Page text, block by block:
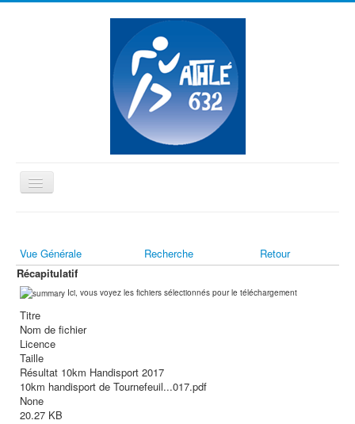
Basculer
la
Vous êtes ici :
Vue Générale Recherche
Retour
Récapitulatif
Ici, vous voyez les fichiers sélectionnés pour le téléchargement
Titre
Nom de fichier
Licence
Taille
Résultat 10km Handisport 2017
10km handisport de Tournefeuil...017.pdf
None
20.27 KB